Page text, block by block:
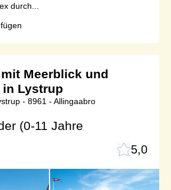
durch...
Meerblick und
in Lystrup
- 8961 - Allingaabro
(0-11 Jahre
5,0